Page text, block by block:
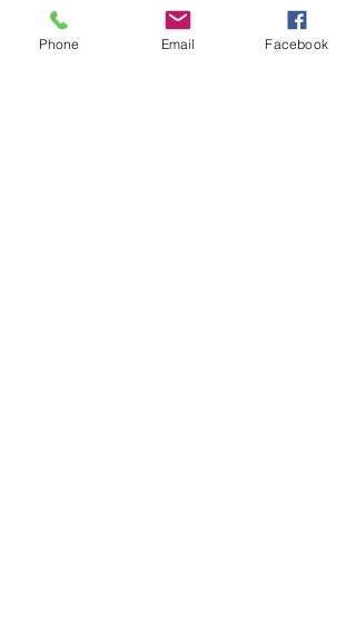
interior comienza a partir...
Phone Email Facebook